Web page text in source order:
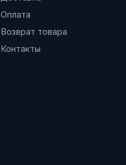
Оплата
Возврат товара
Контакты